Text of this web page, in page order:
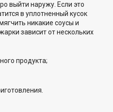
выйти наружу. Если это
в уплотненный кусок
никакие соусы и
зависит от нескольких
продукта;